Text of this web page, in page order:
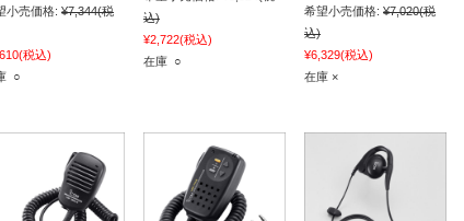
小売価格: ¥7,344(税
(税込)
○
込)
¥2,722(税込)
在庫 ○
希望小売価格: ¥7,020(税
込)
¥6,329(税込)
在庫 ×